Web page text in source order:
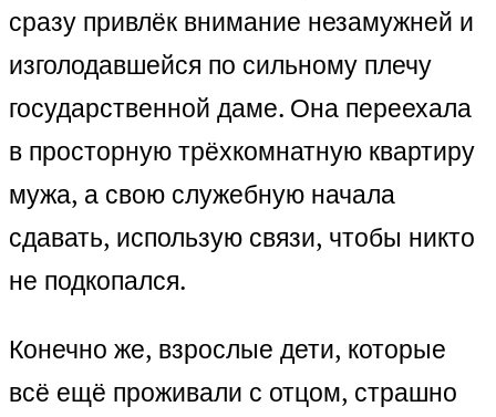
сразу привлёк внимание незамужней и
изголодавшейся по сильному плечу
государственной даме. Она переехала
в просторную трёхкомнатную квартиру
мужа, а свою служебную начала
сдавать, использую связи, чтобы никто
не подкопался.
Конечно же, взрослые дети, которые
всё ещё проживали с отцом, страшно